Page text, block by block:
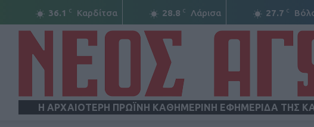
36.1 C Καρδίτσα 28.8 C Λάρισα 27.7 C
Η ΑΡΧΑΙΟΤΕΡΗ ΠΡΩΪΝΗ ΚΑΘΗΜΕΡΙΝΗ ΕΦΗΜΕΡΙΔΑ ΤΗΣ